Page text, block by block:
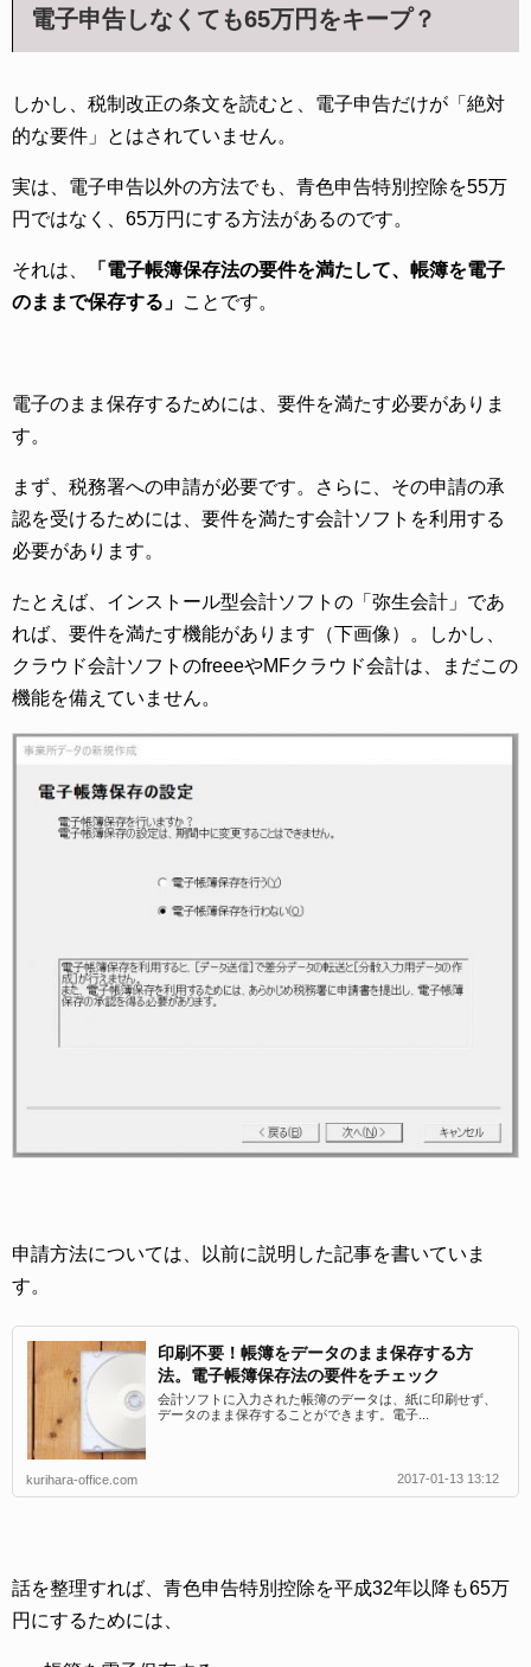
電子申告しなくても65万円をキープ？
しかし、税制改正の条文を読むと、電子申告だけが「絶対
的な要件」とはされていません。
実は、電子申告以外の方法でも、青色申告特別控除を55万
円ではなく、65万円にする方法があるのです。
それは、
「電子帳簿保存法の要件を満たして、帳簿を電子
のままで保存する」 ことです。
電子のまま保存するためには、要件を満たす必要がありま
す。
まず、税務署への申請が必要です。さらに、その申請の承
認を受けるためには、要件を満たす会計ソフトを利用する
必要があります。
たとえば、インストール型会計ソフトの「弥生会計」であ
れば、要件を満たす機能があります（下画像）。しかし、
クラウド会計ソフトのfreeeやMFクラウド会計は、まだこの
機能を備えていません。
申請方法については、以前に説明した記事を書いていま
す。
印刷不要！帳簿をデータのまま保存する方
法。電子帳簿保存法の要件をチェック
会計ソフトに入力された帳簿のデータは、紙に印刷せず、
データのまま保存することができます。電子...
kurihara-office.com 2017-01-13 13:12
話を整理すれば、青色申告特別控除を平成32年以降も65万
円にするためには、